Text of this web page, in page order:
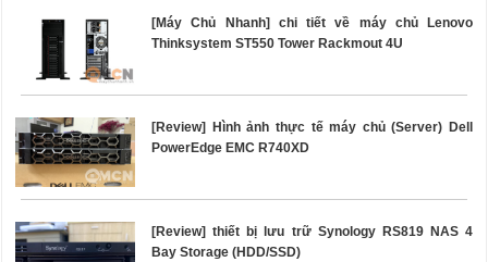
[Máy Chủ Nhanh] chi tiết về máy chủ Lenovo
Thinksystem ST550 Tower Rackmout 4U
[Review] Hình ảnh thực tế máy chủ (Server) Dell
PowerEdge EMC R740XD
[Review] thiết bị lưu trữ Synology RS819 NAS 4
Bay Storage (HDD/SSD)